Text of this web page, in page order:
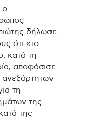
ο
δήλωσε
ότι «το
κατά τη
αποφάσισε
ανεξάρτητων
τη
της
της